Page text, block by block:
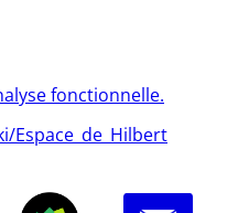
fonctionnelle.
Espace_de_Hilbert